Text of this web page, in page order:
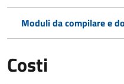
Moduli da compilare e
Costi